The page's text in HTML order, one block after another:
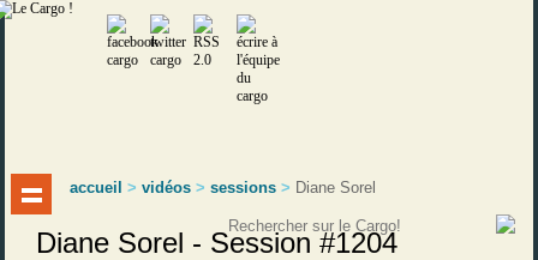
accueil >vidéos >sessions > Diane Sorel
Diane Sorel - Session #1204